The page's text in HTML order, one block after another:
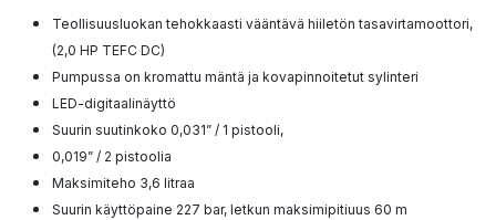
Teollisuusluokan tehokkaasti vääntävä hiiletön tasavirtamoottori,
(2,0 HP TEFC DC)
Pumpussa on kromattu mäntä ja kovapinnoitetut sylinteri
LED-digitaalinäyttö
Suurin suutinkoko 0,031” / 1 pistooli,
0,019” / 2 pistoolia
Maksimiteho 3,6 litraa
Suurin käyttöpaine 227 bar, letkun maksimipitiuus 60 m